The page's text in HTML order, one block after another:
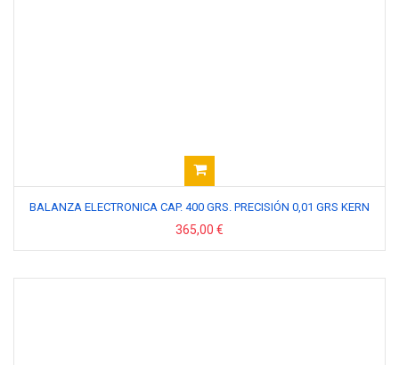
BALANZA ELECTRONICA CAP. 400 GRS. PRECISIÓN 0,01 GRS KERN
365,00 €